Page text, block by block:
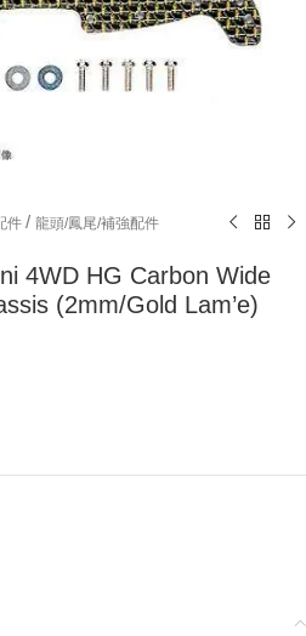
件 / 龍頭/鳳尾/補強配件
4WD HG Carbon Wide
(2mm/Gold Lam’e)